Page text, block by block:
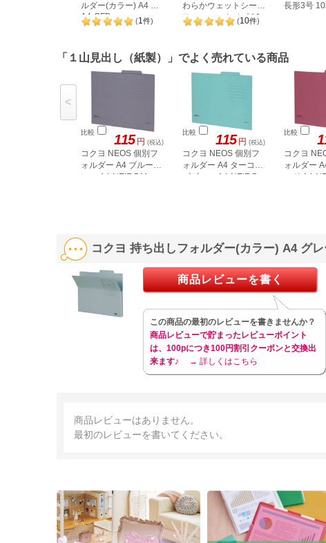
ルダー(カラー) A4 青
A4-CFB
(1件)
わらかウェットシート
アルコールタイプ 10
枚
(10件)
長形3号
「１山見出し（紙製）」でよく売れている商品
比較 115 円 (税込)
コクヨ NEOS 個別フ
ォルダー A4 ブルーグ
レー A4-NEIF-DM
比較 115 円 (税込)
コクヨ NEOS 個別フ
ォルダー A4 ターコイ
ズブルー A4-NEIF-B
比較
コクヨ
ォルダー
ッド A4-
<
コクヨ 持ち出しフォルダー(カラー) A4 グ
商品レビューを書く
この商品の最初のレビューを書きませんか？
商品レビューで貯まったレビューポイント
は、100pにつき100円割引クーポンと交換出
来ます♪
→ 詳しくはこちら
商品レビューはありません。
最初のレビューを書いてください。